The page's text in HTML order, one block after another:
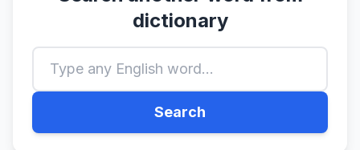
dictionary
Search